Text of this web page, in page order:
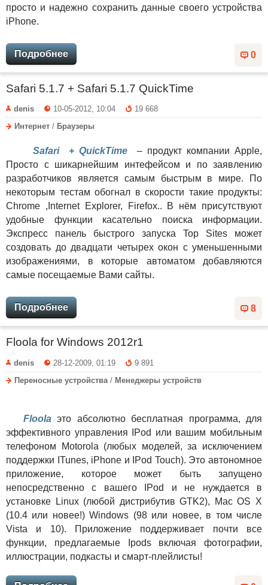
просто и надежно сохранить данные своего устройства
iPhone.
0
Подробнее
Safari 5.1.7 + Safari 5.1.7 QuickTime
denis 10-05-2012, 10:04
19 668
Интернет / Браузеры
Safari + QuickTime
– продукт компании Apple,
Просто с шикарнейшим интефейсом и по заявлению
разработчиков является самым быстрым в мире. По
некоторым тестам обогнал в скорости такие продукты:
Chrome ,Internet Explorer, Firefox.. В нём присутствуют
удобные функции касательно поиска информации.
Экспресс панель быстрого запуска Top Sites может
создовать до двадцати четырех окон с уменьшенными
изображениями, в которые автоматом добавляются
самые посещаемые Вами сайты.
8
Подробнее
Floola for Windows 2012r1
denis 28-12-2009, 01:19
9 891
Переносные устройства / Менеджеры устройств
Floolaэто абсолютно бесплатная программа, для
эффективного управления IPod или вашим мобильным
телефоном Motorola (любых моделей, за исключением
поддержки ITunes, iPhone и IPod Touch). Это автономное
приложение, которое может быть запущено
непосредственно с вашего IPod и не нуждается в
установке Linux (любой дистрибутив GTK2), Mac OS X
(10.4 или новее!) Windows (98 или новее, в том числе
Vista и 10). Приложение поддерживает почти все
функции, предлагаемые Ipods включая фотографии,
иллюстрации, подкасты и смарт-плейлисты!